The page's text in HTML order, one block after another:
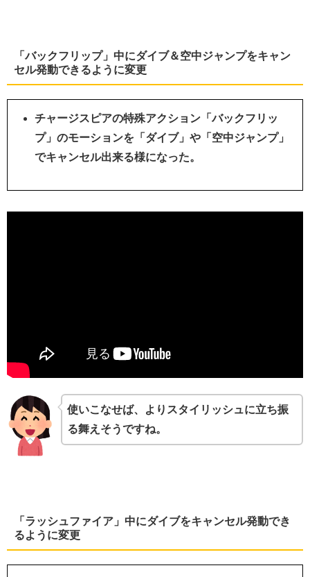
「バックフリップ」中にダイブ＆空中ジャンプをキャン
セル発動できるように変更
チャージスピアの特殊アクション「バックフリッ
プ」のモーションを「 ダイブ」や「空中ジャンプ」
でキャンセル出来る様になった。
使いこなせば、よりスタイリッシュに立ち振
る舞えそうですね。
「ラッシュファイア」中にダイブをキャンセル発動でき
るように変更